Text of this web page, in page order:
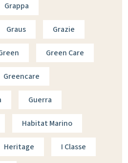
Grappa
Graus Grazie
Green Care
Greencare
Guerra
Habitat Marino
Heritage I Classe